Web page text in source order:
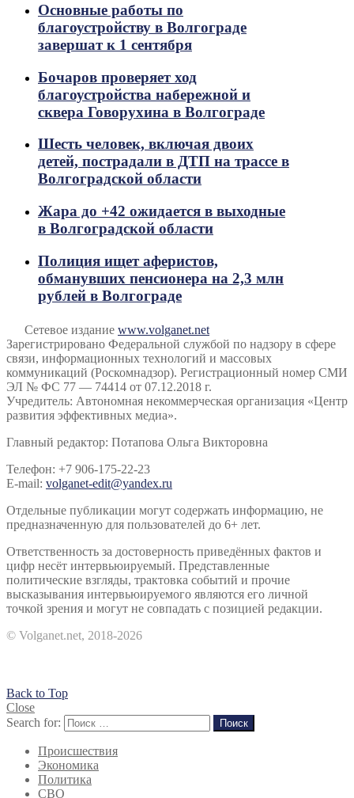
Основные работы по
благоустройству в Волгограде
завершат к 1 сентября
Бочаров проверяет ход
благоустройства набережной и
сквера Говорухина в Волгограде
Шесть человек, включая двоих
детей, пострадали в ДТП на трассе в
Волгоградской области
Жара до +42 ожидается в выходные
в Волгоградской области
Полиция ищет аферистов,
обманувших пенсионера на 2,3 млн
рублей в Волгограде
Сетевое издание www.volganet.net
Зарегистрировано Федеральной службой по надзору в сфере
связи, информационных технологий и массовых
коммуникаций (Роскомнадзор). Регистрационный номер СМИ
ЭЛ № ФС 77 — 74414 от 07.12.2018 г.
Учредитель: Автономная некоммерческая организация «Центр
развития эффективных медиа».
Главный редактор: Потапова Ольга Викторовна
Телефон: +7 906-175-22-23
E-mail: volganet-edit@yandex.ru
Отдельные публикации могут содержать информацию, не
предназначенную для пользователей до 6+ лет.
Ответственность за достоверность приведённых фактов и
цифр несёт интервьюируемый. Представленные
политические взгляды, трактовка событий и прочие
высказывания интервьюируемого являются его личной
точкой зрения и могут не совпадать с позицией редакции.
© Volganet.net, 2018-2026
Back to Top
Close
Search for:
Поиск
Происшествия
Экономика
Политика
СВО